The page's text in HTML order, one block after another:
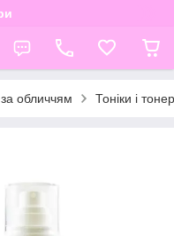
обличчям Тоніки і